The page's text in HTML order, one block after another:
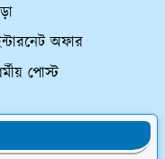
অফার
পোস্ট